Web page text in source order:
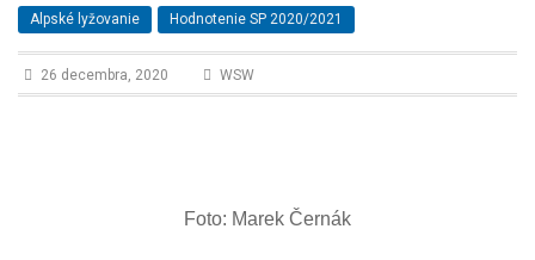
g
a
t
i
Alpské lyžovanie Hodnotenie SP 2020/2021
26 decembra, 2020 WSW
Foto: Marek Černák